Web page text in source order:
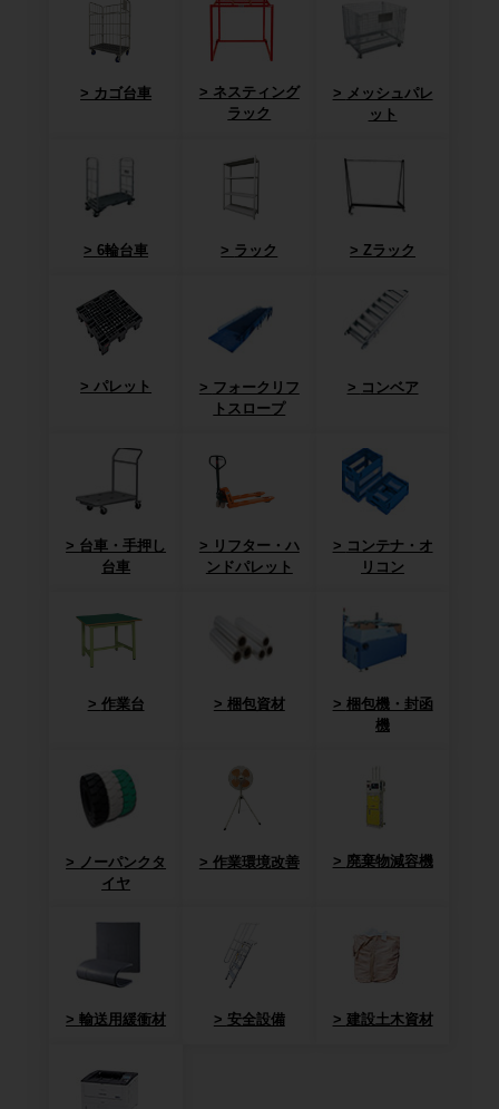
カゴ台車
ネスティング
ラック
メッシュパレ
ット
6輪台車 ラック Zラック
パレット
フォークリフ
トスロープ
コンベア
台車・手押し
台車
リフター・ハ
ンドパレット
コンテナ・オ
リコン
作業台 梱包資材
梱包機・封函
機
ノーパンクタ
イヤ
作業環境改善 廃棄物減容機
輸送用緩衝材 安全設備 建設土木資材